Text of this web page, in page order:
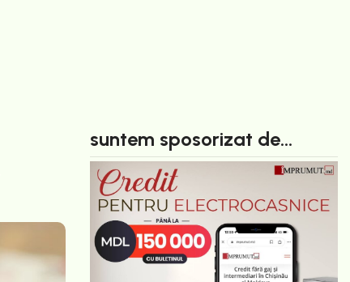
suntem sposorizat de...